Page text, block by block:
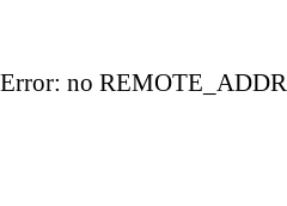
Error: no REMOTE_ADDR